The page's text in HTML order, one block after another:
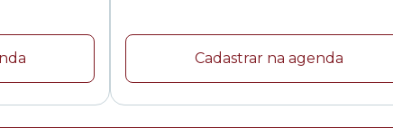
Cadastrar na agenda